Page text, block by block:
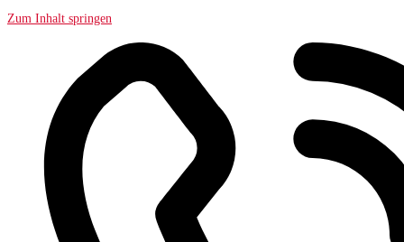
Zum Inhalt springen